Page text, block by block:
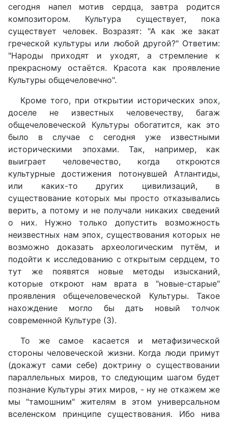
сегодня напел мотив сердца, завтра родится
композитором. Культура существует, пока
существует человек. Возразят: "А как же закат
греческой культуры или любой другой?" Ответим:
"Народы приходят и уходят, а стремление к
прекрасному остаётся. Красота как проявление
Культуры общечеловечно".
Кроме того, при открытии исторических эпох,
доселе не известных человечеству, багаж
общечеловеческой Культуры обогатится, как это
было в случае с сегодня уже известными
историческими эпохами. Так, например, как
выиграет человечество, когда откроются
культурные достижения потонувшей Атлантиды,
или каких-то других цивилизаций, в
существование которых мы просто отказывались
верить, а потому и не получали никаких сведений
о них. Нужно только допустить возможность
неизвестных нам эпох, существования которых не
возможно доказать археологическим путём, и
подойти к исследованию с открытым сердцем, то
тут же появятся новые методы изысканий,
которые откроют нам врата в "новые-старые"
проявления общечеловеческой Культуры. Такое
нахождение могло бы дать новый толчок
современной Культуре (3).
То же самое касается и метафизической
стороны человеческой жизни. Когда люди примут
(докажут сами себе) доктрину о существовании
параллельных миров, то следующим шагом будет
познание Культуры этих миров, - ну не откажем же
мы "тамошним" жителям в этом универсальном
вселенском принципе существования. Ибо нива